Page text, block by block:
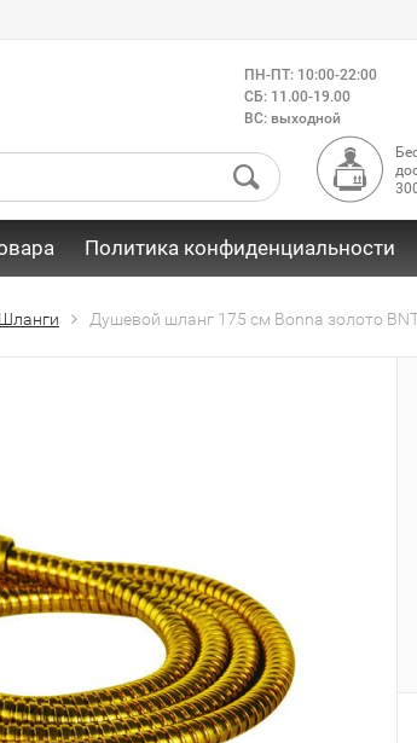
ПН-ПТ: 10:00-22:00
СБ: 11.00-19.00
ВС: выходной
Политика конфиденциальности
Шланги Душевой шланг 175 см Bonna золото